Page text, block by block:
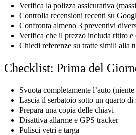
Verifica la polizza assicurativa
Controlla recensioni recenti su
Confronta almeno 3 preventivi
Verifica che il prezzo includa ritiro e
Chiedi referenze su tratte simili alla
Checklist: Prima del
Svuota completamente l’auto
Lascia il serbatoio sotto un quarto di
Prepara una copia delle chiavi
Disattiva allarme e GPS tracker
Pulisci vetri e targa